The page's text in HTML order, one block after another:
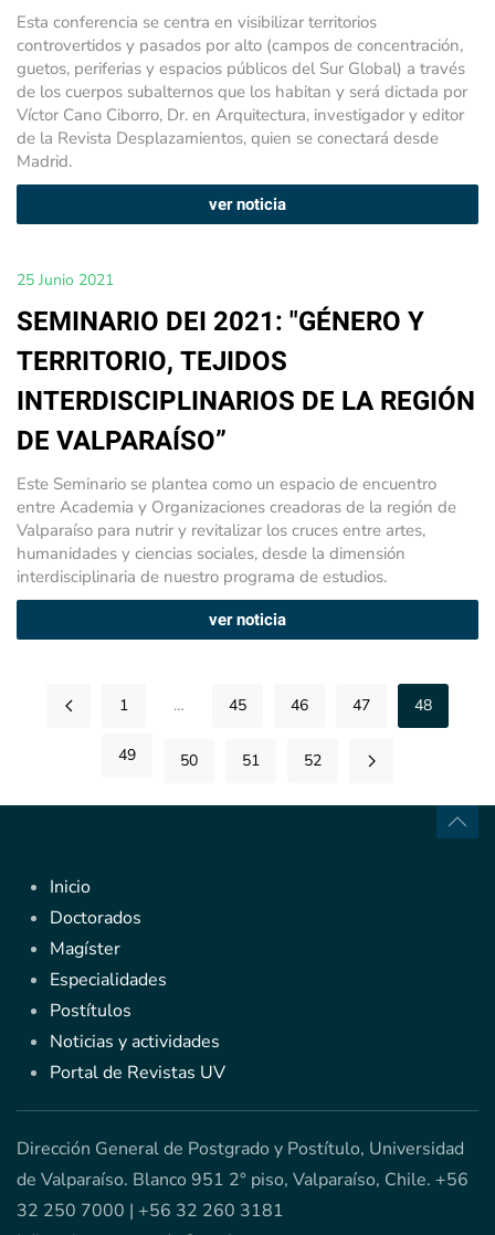
Esta conferencia se centra en visibilizar territorios
controvertidos y pasados ​​por alto (campos de concentración,
guetos, periferias y espacios públicos del Sur Global) a través
de los cuerpos subalternos que los habitan y será dictada por
Víctor Cano Ciborro, Dr. en Arquitectura, investigador y editor
de la Revista Desplazamientos, quien se conectará desde
Madrid.
ver noticia
25 Junio 2021
SEMINARIO DEI 2021: "GÉNERO Y
TERRITORIO, TEJIDOS
INTERDISCIPLINARIOS DE LA REGIÓN
DE VALPARAÍSO”
Este Seminario se plantea como un espacio de encuentro
entre Academia y Organizaciones creadoras de la región de
Valparaíso para nutrir y revitalizar los cruces entre artes,
humanidades y ciencias sociales, desde la dimensión
interdisciplinaria de nuestro programa de estudios.
ver noticia
1 … 45 46 47 48
49 50 51 52
Inicio
Doctorados
Magíster
Especialidades
Postítulos
Noticias y actividades
Portal de Revistas UV
Dirección General de Postgrado y Postítulo, Universidad
de Valparaíso. Blanco 951 2° piso, Valparaíso, Chile. +56
32 250 7000 | +56 32 260 3181